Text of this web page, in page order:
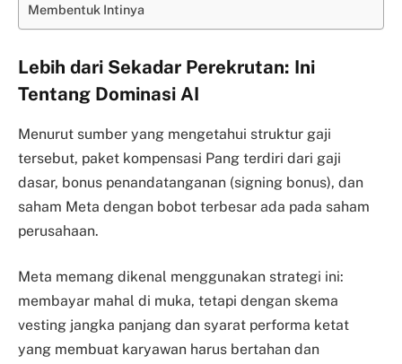
Membentuk Intinya
Lebih dari Sekadar Perekrutan: Ini
Tentang Dominasi AI
Menurut sumber yang mengetahui struktur gaji
tersebut, paket kompensasi Pang terdiri dari gaji
dasar, bonus penandatanganan (signing bonus), dan
saham Meta dengan bobot terbesar ada pada saham
perusahaan.
Meta memang dikenal menggunakan strategi ini:
membayar mahal di muka, tetapi dengan skema
vesting jangka panjang dan syarat performa ketat
yang membuat karyawan harus bertahan dan